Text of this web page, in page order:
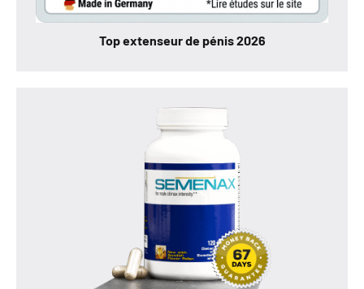
Top extenseur de pénis 2026